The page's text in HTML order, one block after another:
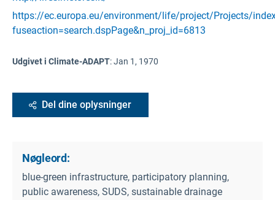
https://ec.europa.eu/environment/life/project/Projects/
fuseaction=search.dspPage&n_proj_id=6813
Udgivet i Climate-ADAPT:Jan 1, 1970
Del dine oplysninger
Nøgleord:
blue-green infrastructure, participatory planning,
public awareness, SUDS, sustainable drainage